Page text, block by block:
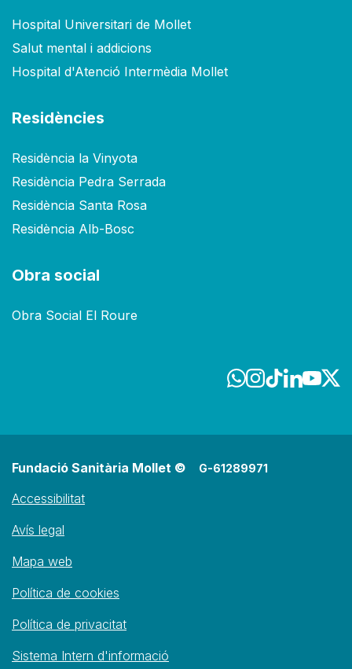
Hospital Universitari de Mollet
Salut mental i addicions
Hospital d'Atenció Intermèdia Mollet
Residències
Residència la Vinyota
Residència Pedra Serrada
Residència Santa Rosa
Residència Alb-Bosc
Obra social
Obra Social El Roure
Fundació Sanitària Mollet © G-61289971
Accessibilitat
Avís legal
Mapa web
Política de cookies
Política de privacitat
Sistema Intern d'informació